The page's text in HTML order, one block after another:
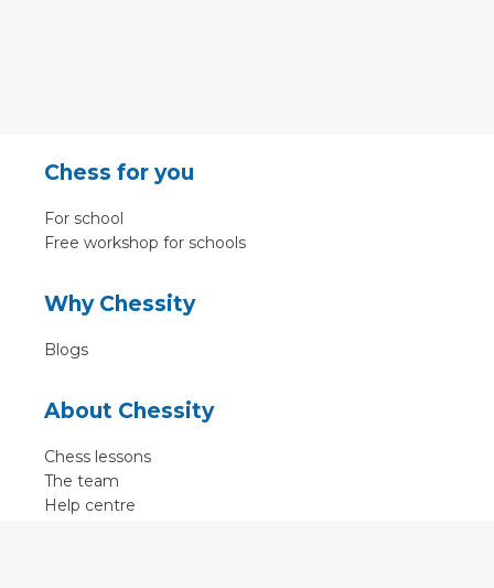
Chess for you
For school
Free workshop for schools
Why Chessity
Blogs
About Chessity
Chess lessons
The team
Help centre